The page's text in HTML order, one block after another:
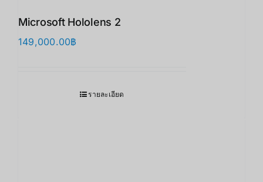
Microsoft Hololens 2
149,000.00฿
รายละเอียด